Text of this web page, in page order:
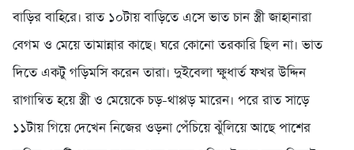
বাড়ির বাহিরে। রাত ১০টায় বাড়িতে এসে ভাত চান স্ত্রী জাহানারা
বেগম ও মেয়ে তামান্নার কাছে। ঘরে কোনো তরকারি ছিল না। ভাত
দিতে একটু গড়িমসি করেন তারা। দুইবেলা ক্ষুধার্ত ফখর উদ্দিন
রাগান্বিত হয়ে স্ত্রী ও মেয়েকে চড়-থাপ্পড় মারেন। পরে রাত সাড়ে
১১টায় গিয়ে দেখেন নিজের ওড়না পেঁচিয়ে ঝুঁলিয়ে আছে পাশের